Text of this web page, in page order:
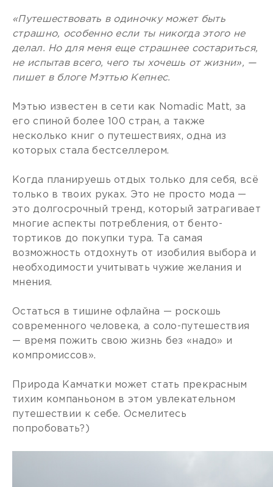
«Путешествовать в одиночку может быть
страшно, особенно если ты никогда этого не
делал. Но для меня еще страшнее состариться,
не испытав всего, чего ты хочешь от жизни», —
пишет в блоге Мэттью Кепнес.
Мэтью известен в сети как Nomadic Matt, за
его спиной более 100 стран, а также
несколько книг о путешествиях, одна из
которых стала бестселлером.
Когда планируешь отдых только для себя, всё
только в твоих руках. Это не просто мода —
это долгосрочный тренд, который затрагивает
многие аспекты потребления, от бенто-
тортиков до покупки тура. Та самая
возможность отдохнуть от изобилия выбора и
необходимости учитывать чужие желания и
мнения.
Остаться в тишине офлайна — роскошь
современного человека, а соло-путешествия
— время пожить свою жизнь без «надо» и
компромиссов».
Природа Камчатки может стать прекрасным
тихим компаньоном в этом увлекательном
путешествии к себе. Осмелитесь
попробовать?)